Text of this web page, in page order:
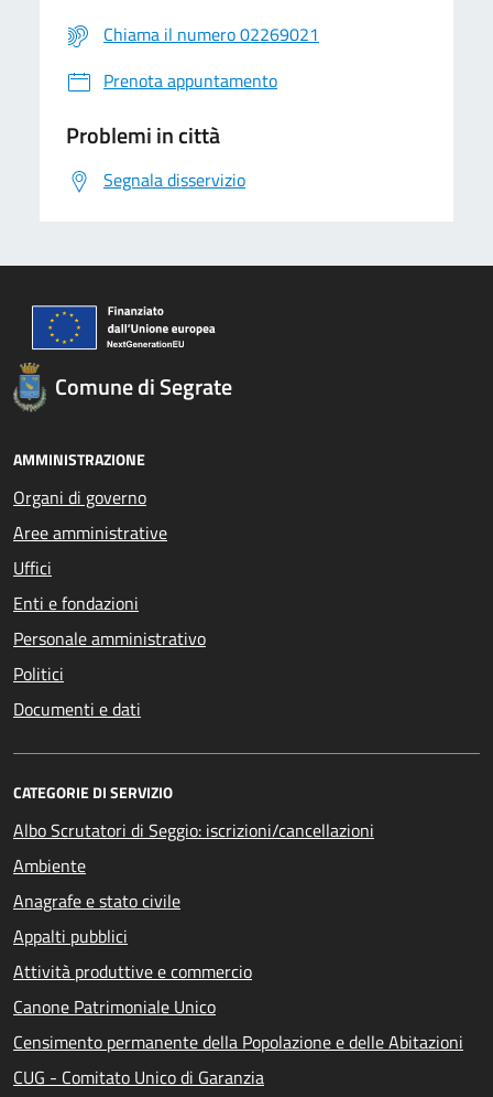
Chiama il numero 02269021
Prenota appuntamento
Problemi in città
Segnala disservizio
Comune di Segrate
AMMINISTRAZIONE
Organi di governo
Aree amministrative
Uffici
Enti e fondazioni
Personale amministrativo
Politici
Documenti e dati
CATEGORIE DI SERVIZIO
Albo Scrutatori di Seggio: iscrizioni/cancellazioni
Ambiente
Anagrafe e stato civile
Appalti pubblici
Attività produttive e commercio
Canone Patrimoniale Unico
Censimento permanente della Popolazione e delle Abitazioni
CUG - Comitato Unico di Garanzia